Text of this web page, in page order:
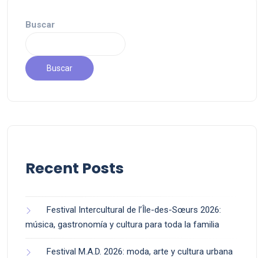
Buscar
Buscar
Recent Posts
Festival Intercultural de l’Île-des-Sœurs 2026:
música, gastronomía y cultura para toda la familia
Festival M.A.D. 2026: moda, arte y cultura urbana